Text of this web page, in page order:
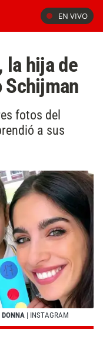
EN VIVO
la hija de
Schijman
fotos del
a sus
| INSTAGRAM